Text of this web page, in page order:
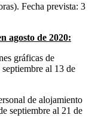
Fecha prevista: 3
agosto de 2020:
gráficas de
al 13 de
de alojamiento
septiembre al 21 de